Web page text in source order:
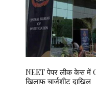
NEET पेपर लीक केस में
खिलाफ चार्जशीट दाखिल